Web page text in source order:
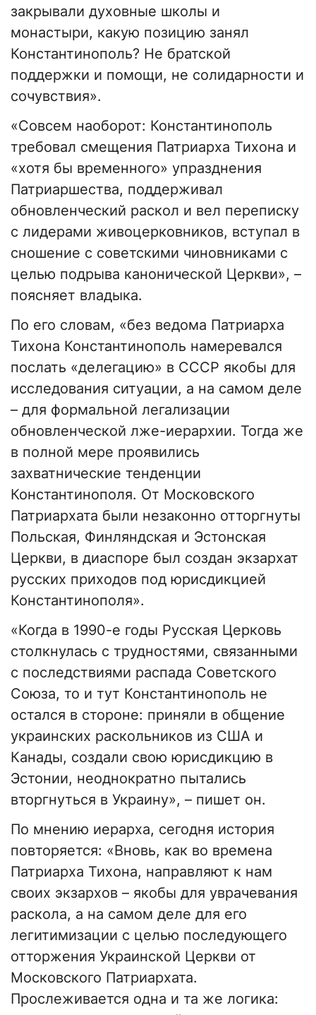
закрывали духовные школы и
монастыри, какую позицию занял
Константинополь? Не братской
поддержки и помощи, не солидарности и
сочувствия».
«Совсем наоборот: Константинополь
требовал смещения Патриарха Тихона и
«хотя бы временного» упразднения
Патриаршества, поддерживал
обновленческий раскол и вел переписку
с лидерами живоцерковников, вступал в
сношение с советскими чиновниками с
целью подрыва канонической Церкви», –
поясняет владыка.
По его словам, «без ведома Патриарха
Тихона Константинополь намеревался
послать «делегацию» в СССР якобы для
исследования ситуации, а на самом деле
– для формальной легализации
обновленческой лже-иерархии. Тогда же
в полной мере проявились
захватнические тенденции
Константинополя. От Московского
Патриархата были незаконно отторгнуты
Польская, Финляндская и Эстонская
Церкви, в диаспоре был создан экзархат
русских приходов под юрисдикцией
Константинополя».
«Когда в 1990-е годы Русская Церковь
столкнулась с трудностями, связанными
с последствиями распада Советского
Союза, то и тут Константинополь не
остался в стороне: приняли в общение
украинских раскольников из США и
Канады, создали свою юрисдикцию в
Эстонии, неоднократно пытались
вторгнуться в Украину», – пишет он.
По мнению иерарха, сегодня история
повторяется: «Вновь, как во времена
Патриарха Тихона, направляют к нам
своих экзархов – якобы для уврачевания
раскола, а на самом деле для его
легитимизации с целью последующего
отторжения Украинской Церкви от
Московского Патриархата.
Прослеживается одна и та же логика: